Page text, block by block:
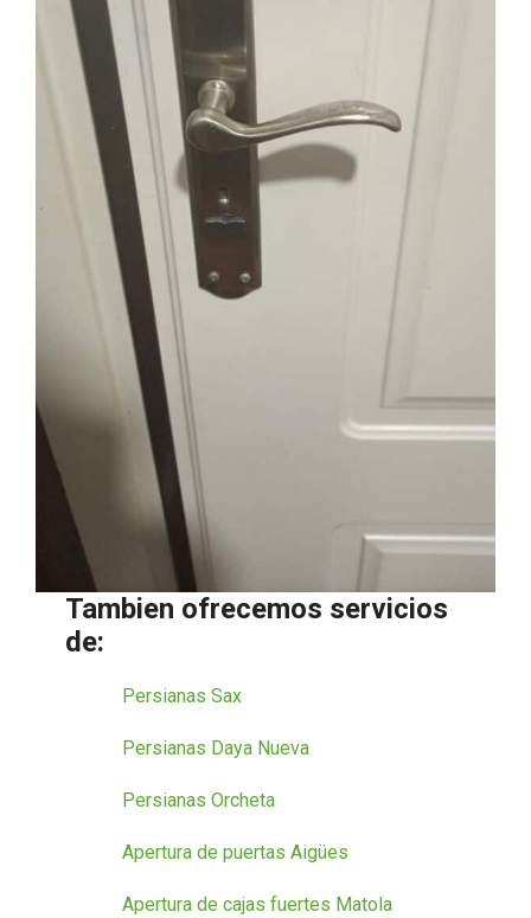
Tambien ofrecemos servicios
de:
Persianas Sax
Persianas Daya Nueva
Persianas Orcheta
Apertura de puertas Aigües
Apertura de cajas fuertes Matola